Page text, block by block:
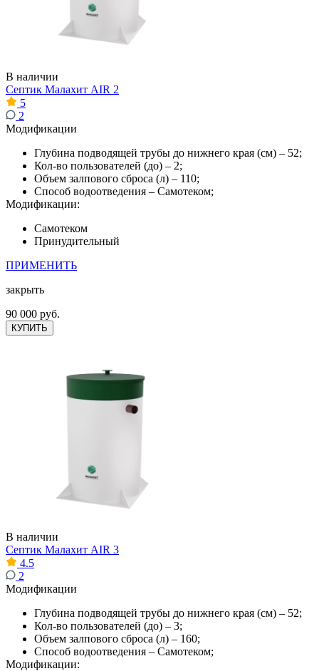
В наличии
Септик Малахит AIR 2
5
2
Модификации
Глубина подводящей трубы до нижнего края (см) – 52;
Кол-во пользователей (до) – 2;
Объем залпового сброса (л) – 110;
Способ водоотведения – Самотеком;
Модификации:
Самотеком
Принудительный
ПРИМЕНИТЬ
закрыть
90 000 руб.
КУПИТЬ
В наличии
Септик Малахит AIR 3
4.5
2
Модификации
Глубина подводящей трубы до нижнего края (см) – 52;
Кол-во пользователей (до) – 3;
Объем залпового сброса (л) – 160;
Способ водоотведения – Самотеком;
Модификации: